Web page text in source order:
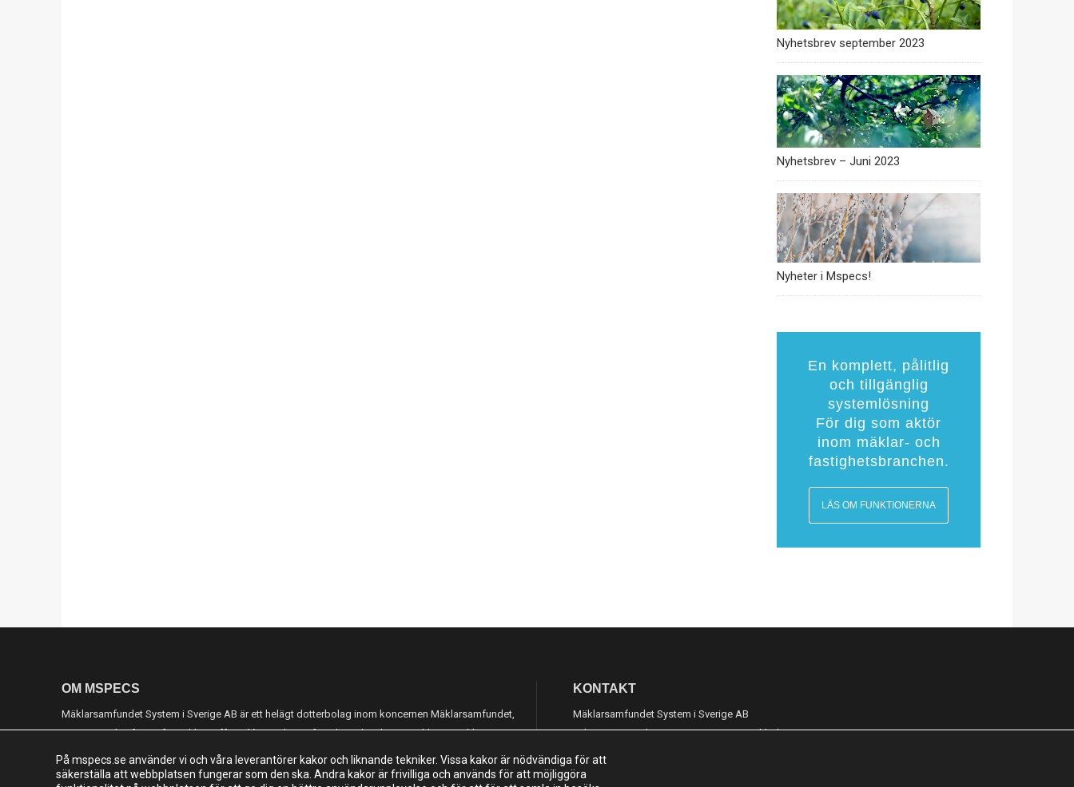
Nyhetsbrev september 2023
Nyhetsbrev – Juni 2023
Nyheter i Mspecs!
En komplett, pålitlig
och tillgänglig
systemlösning
För dig som aktör
inom mäklar- och
fastighetsbranchen.
LÄS OM FUNKTIONERNA
OM MSPECS
Mäklarsamfundet System i Sverige AB är ett helägt dotterbolag inom koncernen Mäklarsamfundet,
som startades för att förverkliga affärsidén att skapa, förvalta och vidareutveckla ett mäklarsystem
för hela Sveriges fastighetsmäklarkår.
KONTAKT
Mäklarsamfundet System i Sverige AB
Adress: Luntmakargatan 26, 111 37 Stockholm
På mspecs.se använder vi och våra leverantörer kakor och liknande tekniker. Vissa kakor är nödvändiga för att
säkerställa att webbplatsen fungerar som den ska. Andra kakor är frivilliga och används för att möjliggöra